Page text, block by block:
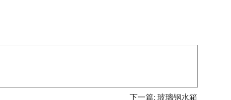
下一篇: 玻璃钢水箱